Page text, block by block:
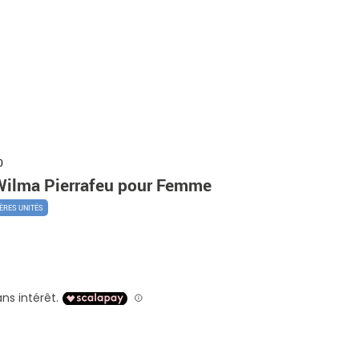
Pierrafeu pour Femme
UNITÉS